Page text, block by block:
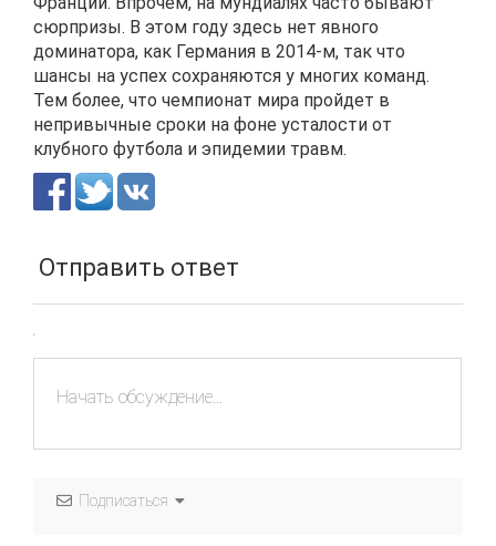
сюрпризы. В этом году здесь нет явного
доминатора, как Германия в 2014-м, так что
шансы на успех сохраняются у многих команд.
Тем более, что чемпионат мира пройдет в
непривычные сроки на фоне усталости от
клубного футбола и эпидемии травм.
Отправить ответ
Подписаться